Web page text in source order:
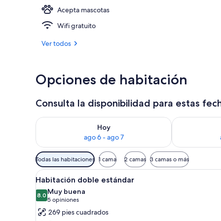
Acepta mascotas
Wifi gratuito
Ver todos
Opciones de habitación
Consulta la disponibilidad para estas
Hoy
ago 6 - ago 7
Consulta la disponibilidad para hoy ago 6 - ago 7
Consulta la
Filtros
disponibles
para
las
habitaciones
Todas las habitaciones 1 cama 2 camas 3 camas o más
Abrir
todas
las
fotos
Una habitación con una
4
Habitación doble estándar
8.08.0 de 10
Muy buena
5 opiniones
(5
opiniones)
269 pies cuadrados